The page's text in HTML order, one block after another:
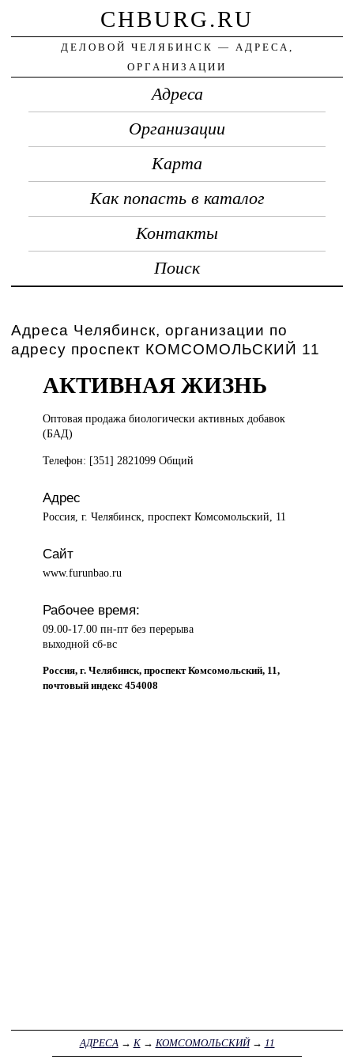
CHBURG.RU
ДЕЛОВОЙ ЧЕЛЯБИНСК — АДРЕСА,
ОРГАНИЗАЦИИ
Адреса
Организации
Карта
Как попасть в каталог
Контакты
Поиск
Адреса Челябинск, организации по
адресу проспект КОМСОМОЛЬСКИЙ 11
АКТИВНАЯ ЖИЗНЬ
Оптовая продажабиологически активных добавок
(БАД)
Телефон: [351] 2821099 Общий
Адрес
Россия, г. Челябинск, проспект Комсомольский, 11
Сайт
www.furunbao.ru
Рабочее время:
09.00-17.00 пн-пт без перерыва
выходной сб-вс
Россия, г. Челябинск, проспект Комсомольский, 11,
почтовый индекс 454008
АДРЕСА→ К→ КОМСОМОЛЬСКИЙ→ 11